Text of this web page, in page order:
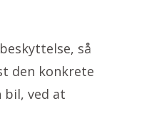
så
den konkrete
bil, ved at